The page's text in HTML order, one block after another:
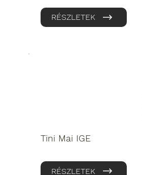
RÉSZLETEK
Tini Mai IGE
RÉSZLETEK